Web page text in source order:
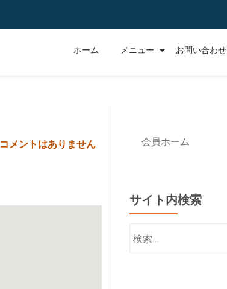
ホーム メニュー お問い合わせ
コメントはありません 会員ホーム
サイト内検索